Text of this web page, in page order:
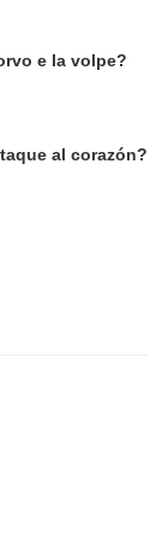
e la volpe?
al corazón?